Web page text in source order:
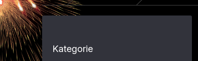
P
o
s
t
r
kategorie
Kategorie